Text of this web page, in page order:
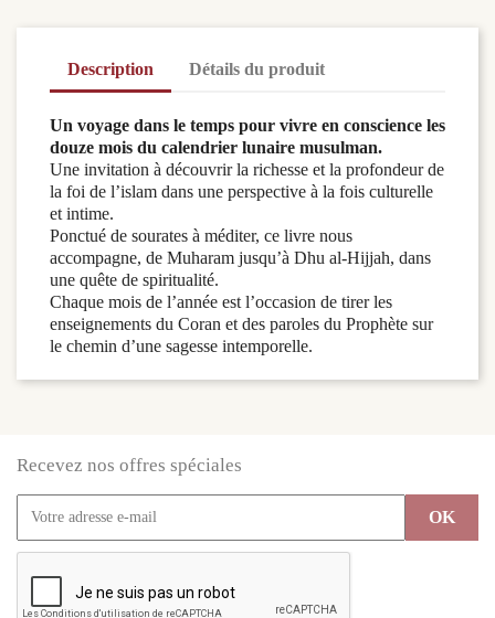
Description Détails du produit
Un voyage dans le temps pour vivre en conscience les
douze mois du calendrier lunaire musulman.
Une invitation à découvrir la richesse et la profondeur de
la foi de l’islam dans une perspective à la fois culturelle
et intime.
Ponctué de sourates à méditer, ce livre nous
accompagne, de Muharam jusqu’à Dhu al-Hijjah, dans
une quête de spiritualité.
Chaque mois de l’année est l’occasion de tirer les
enseignements du Coran et des paroles du Prophète sur
le chemin d’une sagesse intemporelle.
Recevez nos offres spéciales